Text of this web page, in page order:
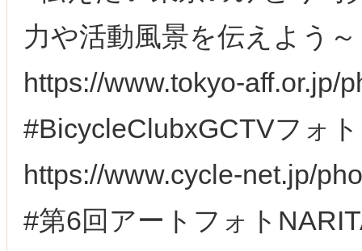
力や活動風景を伝えよう～
https://www.tokyo-aff.or.jp/
#BicycleClubxGCTVフォ
https://www.cycle-net.jp/
#第6回アートフォト